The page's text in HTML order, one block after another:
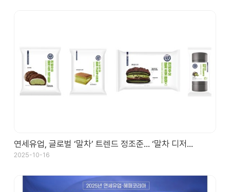
연세유업, 글로벌 ‘말차’ 트렌드 정조준… ‘말차 디저…
2025-10-16